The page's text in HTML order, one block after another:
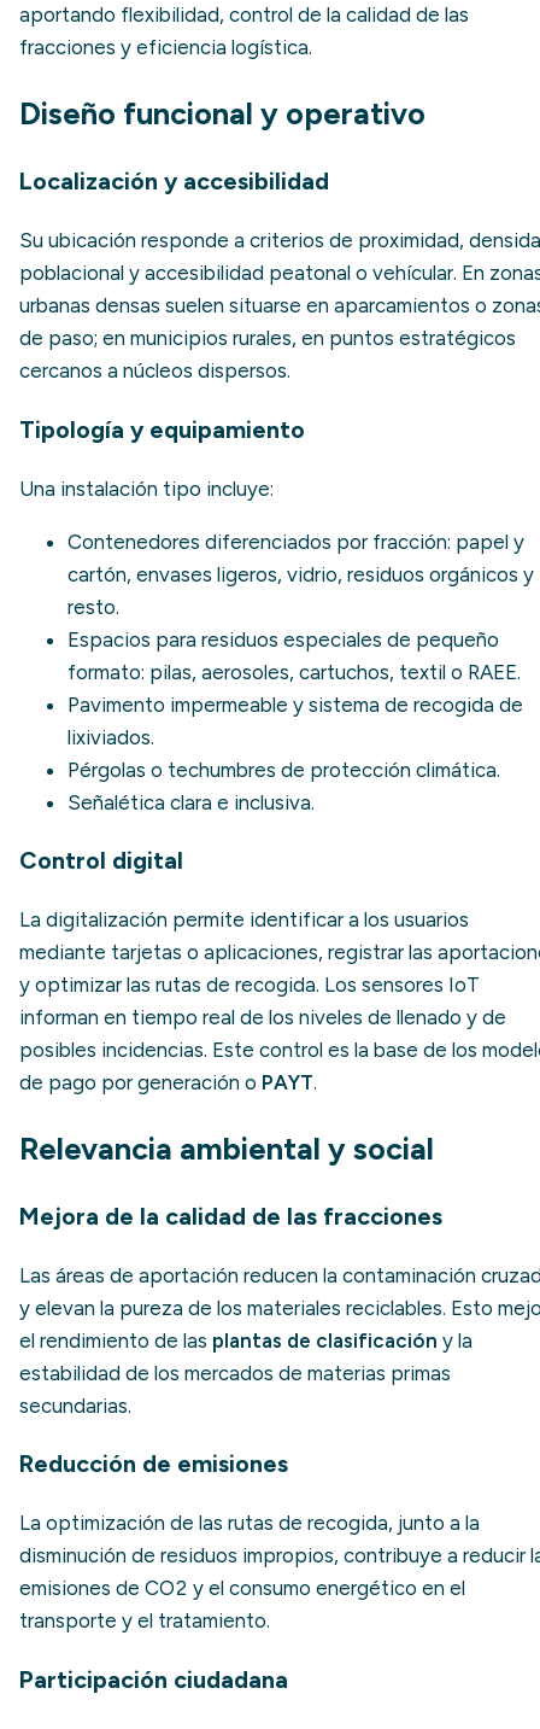
aportando flexibilidad, control de la calidad de las
fracciones y eficiencia logística.
Diseño funcional y operativo
Localización y accesibilidad
Su ubicación responde a criterios de proximidad,
poblacional y accesibilidad peatonal o vehícular. En
urbanas densas suelen situarse en aparcamientos o
de paso; en municipios rurales, en puntos estratégicos
cercanos a núcleos dispersos.
Tipología y equipamiento
Una instalación tipo incluye:
Contenedores diferenciados por fracción: papel y
cartón, envases ligeros, vidrio, residuos orgánicos y
resto.
Espacios para residuos especiales de pequeño
formato: pilas, aerosoles, cartuchos, textil o RAEE.
Pavimento impermeable y sistema de recogida de
lixiviados.
Pérgolas o techumbres de protección climática.
Señalética clara e inclusiva.
Control digital
La digitalización permite identificar a los usuarios
mediante tarjetas o aplicaciones, registrar las
y optimizar las rutas de recogida. Los sensores IoT
informan en tiempo real de los niveles de llenado y de
posibles incidencias. Este control es la base de los
de pago por generación o PAYT.
Relevancia ambiental y social
Mejora de la calidad de las fracciones
Las áreas de aportación reducen la contaminación
y elevan la pureza de los materiales reciclables. Esto
el rendimiento de las plantas de clasificación y la
estabilidad de los mercados de materias primas
secundarias.
Reducción de emisiones
La optimización de las rutas de recogida, junto a la
disminución de residuos impropios, contribuye a reducir
emisiones de CO2 y el consumo energético en el
transporte y el tratamiento.
Participación ciudadana